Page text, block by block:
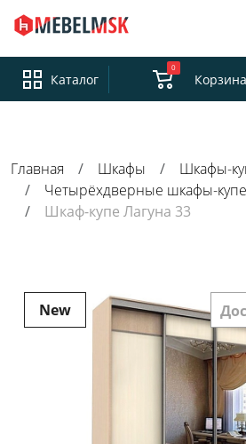
Каталог
0
Корзина
Главная Шкафы
Шкафы-
Четырёхдверные шкафы-купе
Шкаф-купе Лагуна 33
New